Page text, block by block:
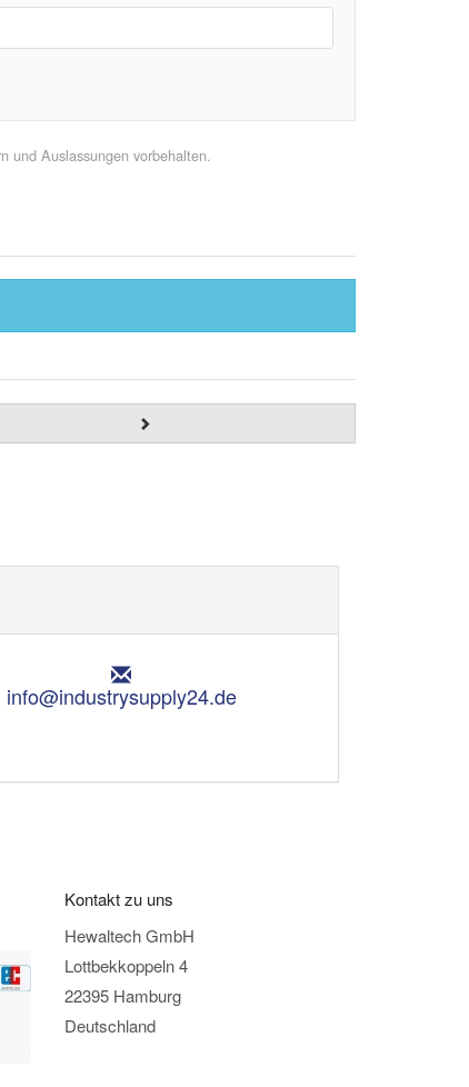
und Auslassungen vorbehalten.
E
m
a
:
info@industrysupply24.de
Kontakt zu uns
Hewaltech GmbH
Lottbekkoppeln 4
22395 Hamburg
Deutschland